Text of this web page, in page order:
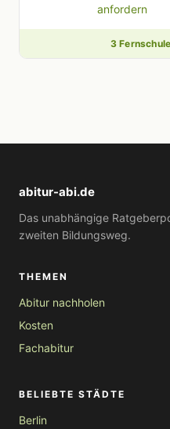
3
abitur-abi.de
Das unabhängige
zweiten Bildungsweg.
THEMEN
Abitur nachholen
Kosten
Fachabitur
BELIEBTE STÄDTE
Berlin